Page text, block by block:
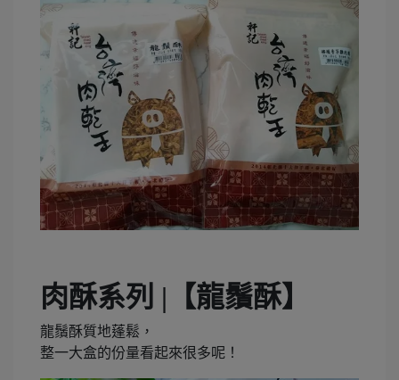
肉酥系列 |【龍鬚酥】
龍鬚酥質地蓬鬆，
整一大盒的份量看起來很多呢！